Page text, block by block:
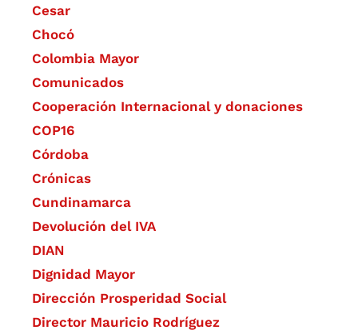
Cesar
Chocó
Colombia Mayor
Comunicados
Cooperación Internacional y donaciones
COP16
Córdoba
Crónicas
Cundinamarca
Devolución del IVA
DIAN
Dignidad Mayor
Dirección Prosperidad Social
Director Mauricio Rodríguez